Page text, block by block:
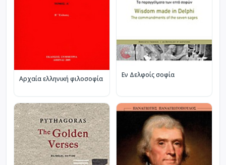
Αρχαία ελληνική φιλοσοφία Εν Δελφοίς σοφία